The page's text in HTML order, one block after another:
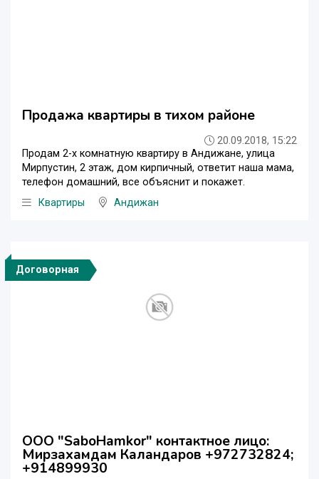
Продажа квартиры в тихом районе
20.09.2018, 15:22
Продам 2-х комнатную квартиру в Андижане, улица
Мирпустин, 2 этаж, дом кирпичный, ответит наша мама,
телефон домашний, все объяснит и покажет.
Квартиры
Андижан
Договорная
ООО "SaboHamkor" контактное лицо:
Мирзахамдам Каландаров +972732824;
+914899930